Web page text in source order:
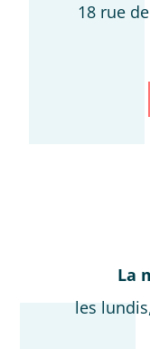
18 rue
La
les